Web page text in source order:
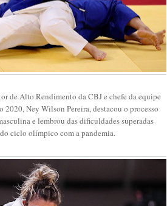
de Alto Rendimento da CBJ e chefe da equipe
2020, Ney Wilson Pereira, destacou o processo
e lembrou das dificuldades superadas
ciclo olímpico com a pandemia.